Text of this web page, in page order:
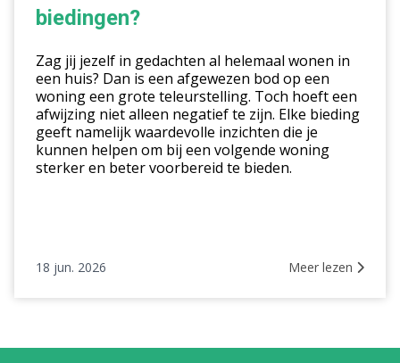
van
biedingen?
biedingen?
Zag jij jezelf in gedachten al helemaal wonen in
een huis? Dan is een afgewezen bod op een
woning een grote teleurstelling. Toch hoeft een
afwijzing niet alleen negatief te zijn. Elke bieding
geeft namelijk waardevolle inzichten die je
kunnen helpen om bij een volgende woning
sterker en beter voorbereid te bieden.
18 jun. 2026 Meer lezen